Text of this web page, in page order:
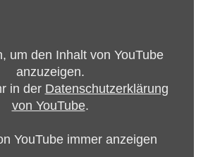
um den Inhalt von YouTube
anzuzeigen.
in der Datenschutzerklärung
von YouTube.
YouTube immer anzeigen